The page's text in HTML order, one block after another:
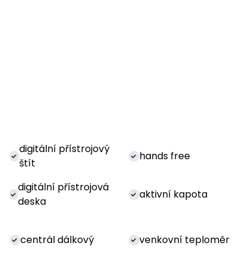
digitální přístrojový
štít
hands free
digitální přístrojová
deska
aktivní kapota
centrál dálkový venkovní teploměr